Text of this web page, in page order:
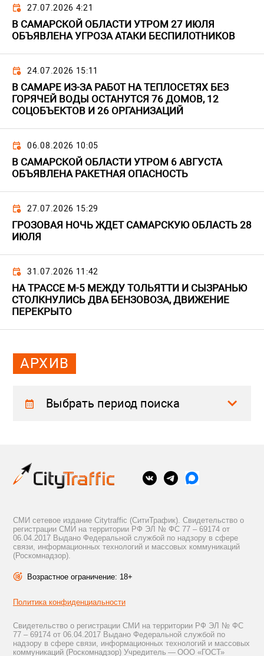
27.07.2026 4:21
В САМАРСКОЙ ОБЛАСТИ УТРОМ 27 ИЮЛЯ
ОБЪЯВЛЕНА УГРОЗА АТАКИ БЕСПИЛОТНИКОВ
24.07.2026 15:11
В САМАРЕ ИЗ-ЗА РАБОТ НА ТЕПЛОСЕТЯХ БЕЗ
ГОРЯЧЕЙ ВОДЫ ОСТАНУТСЯ 76 ДОМОВ, 12
СОЦОБЪЕКТОВ И 26 ОРГАНИЗАЦИЙ
06.08.2026 10:05
В САМАРСКОЙ ОБЛАСТИ УТРОМ 6 АВГУСТА
ОБЪЯВЛЕНА РАКЕТНАЯ ОПАСНОСТЬ
27.07.2026 15:29
ГРОЗОВАЯ НОЧЬ ЖДЕТ САМАРСКУЮ ОБЛАСТЬ 28
ИЮЛЯ
31.07.2026 11:42
НА ТРАССЕ М-5 МЕЖДУ ТОЛЬЯТТИ И СЫЗРАНЬЮ
СТОЛКНУЛИСЬ ДВА БЕНЗОВОЗА, ДВИЖЕНИЕ
ПЕРЕКРЫТО
АРХИВ
Выбрать период поиска
СМИ сетевое издание Citytraffic (СитиТрафик). Свидетельство о
регистрации СМИ на территории РФ ЭЛ № ФС 77 – 69174 от
06.04.2017 Выдано Федеральной службой по надзору в сфере
связи, информационных технологий и массовых коммуникаций
(Роскомнадзор).
Возрастное ограничение: 18+
Политика конфиденциальности
Свидетельство о регистрации СМИ на территории РФ ЭЛ № ФС
77 – 69174 от 06.04.2017 Выдано Федеральной службой по
надзору в сфере связи, информационных технологий и массовых
коммуникаций (Роскомнадзор) Учредитель — ООО «ГОСТ»